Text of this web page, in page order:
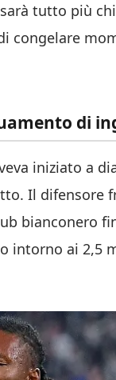
tutto più
congelare
di
iniziato a
Il difensore
bianconero
intorno ai 2,5